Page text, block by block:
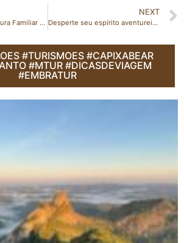
3ª Festa da Agricultura Familiar de Jaguaré: Felipe Fantin, Thiago Brava e Léo Magalhães são os grandes destaques!
NEXT
Desperte seu espírito aventureiro: Conheça a Pedra da Botelha em Boa Esperança!
#TURISMOES #CAPIXABEAR
#MTUR #DICASDEVIAGEM
#EMBRATUR